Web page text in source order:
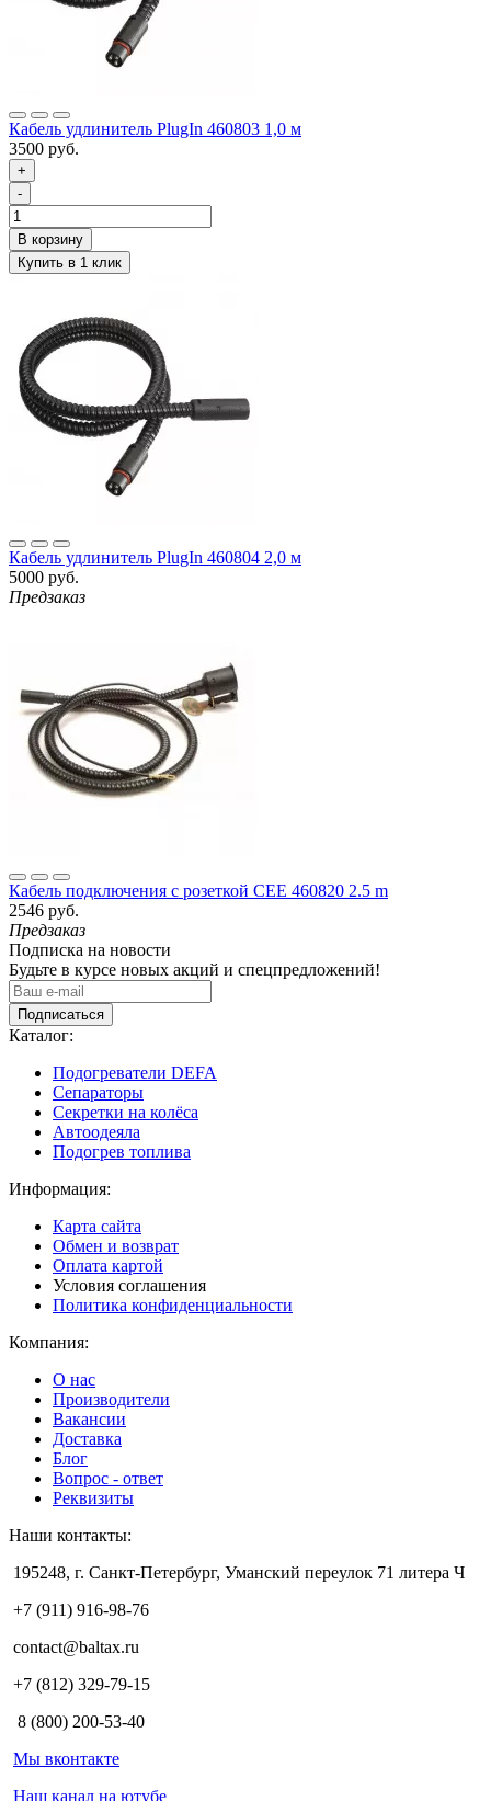
Кабель удлинитель PlugIn 460803 1,0 м
3500 руб.
+
-
Кабель удлинитель PlugIn 460804 2,0 м
5000 руб.
Предзаказ
Кабель подключения с розеткой CEE 460820 2.5 m
2546 руб.
Предзаказ
Подписка на новости
Будьте в курсе новых акций и спецпредложений!
Подписаться
Каталог:
Подогреватели DEFA
Сепараторы
Секретки на колёса
Автоодеяла
Подогрев топлива
Информация:
Карта сайта
Обмен и возврат
Оплата картой
Условия соглашения
Политика конфиденциальности
Компания:
О нас
Производители
Вакансии
Доставка
Блог
Вопрос - ответ
Реквизиты
Наши контакты:
195248, г. Санкт-Петербург, Уманский переулок 71 литера Ч
+7 (911) 916-98-76
contact@baltax.ru
+7 (812) 329-79-15
8 (800) 200-53-40
Мы вконтакте
Наш канал на ютубе